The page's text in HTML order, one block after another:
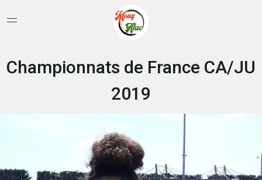
Championnats de France CA/JU
2019